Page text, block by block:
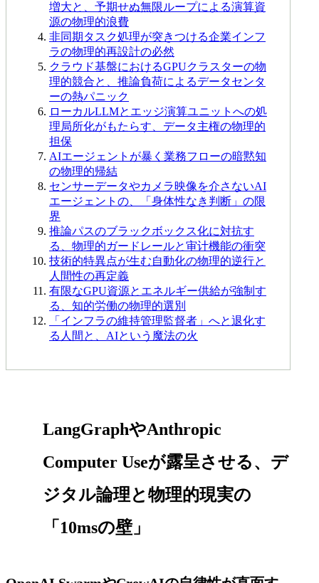
増大と、予期せぬ無限ループによる演算資
源の物理的浪費
非同期タスク処理が突きつける企業インフ
ラの物理的再設計の必然
クラウド基盤におけるGPUクラスターの物
理的競合と、推論負荷によるデータセンタ
ーの熱パニック
ローカルLLMとエッジ演算ユニットへの処
理局所化がもたらす、データ主権の物理的
担保
AIエージェントが暴く業務フローの暗黙知
の物理的帰結
センサーデータやカメラ映像を介さないAI
エージェントの、「身体性なき判断」の限
界
推論パスのブラックボックス化に対抗す
る、物理的ガードレールと审计機能の衝突
技術的特異点が生む自動化の物理的逆行と
人間性の再定義
有限なGPU資源とエネルギー供給が強制す
る、知的労働の物理的選別
「インフラの維持管理監督者」へと退化す
る人間と、AIという魔法の火
LangGraphやAnthropic
Computer Useが露呈させる、デ
ジタル論理と物理的現実の
「10msの壁」